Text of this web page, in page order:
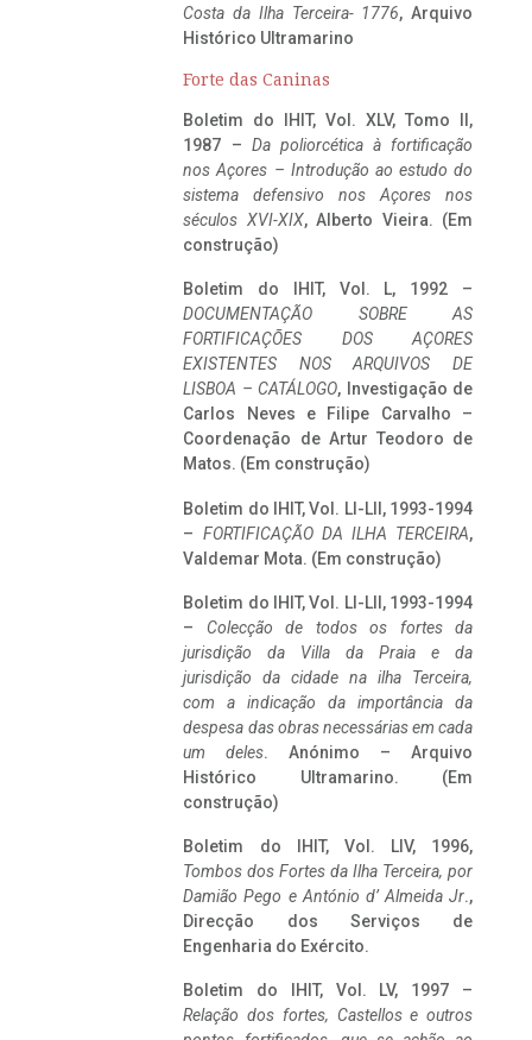
Costa da Ilha Terceira- 1776, Arquivo
Histórico Ultramarino
Forte das Caninas
Boletim do IHIT, Vol. XLV, Tomo II,
1987 – Da poliorcética à fortificação
nos Açores – Introdução ao estudo do
sistema defensivo nos Açores nos
séculos XVI-XIX, Alberto Vieira. (Em
construção)
Boletim do IHIT, Vol. L, 1992 –
DOCUMENTAÇÃO SOBRE AS
FORTIFICAÇÕES DOS AÇORES
EXISTENTES NOS ARQUIVOS DE
LISBOA – CATÁLOGO, Investigação de
Carlos Neves e Filipe Carvalho –
Coordenação de Artur Teodoro de
Matos. (Em construção)
Boletim do IHIT, Vol. LI-LII, 1993-1994
– FORTIFICAÇÃO DA ILHA TERCEIRA,
Valdemar Mota. (Em construção)
Boletim do IHIT, Vol. LI-LII, 1993-1994
– Colecção de todos os fortes da
jurisdição da Villa da Praia e da
jurisdição da cidade na ilha Terceira,
com a indicação da importância da
despesa das obras necessárias em cada
um deles. Anónimo – Arquivo
Histórico Ultramarino. (Em
construção)
Boletim do IHIT, Vol. LIV, 1996,
Tombos dos Fortes da Ilha Terceira, por
Damião Pego e António d’ Almeida Jr.,
Direcção dos Serviços de
Engenharia do Exército.
Boletim do IHIT, Vol. LV, 1997 –
Relação dos fortes, Castellos e outros